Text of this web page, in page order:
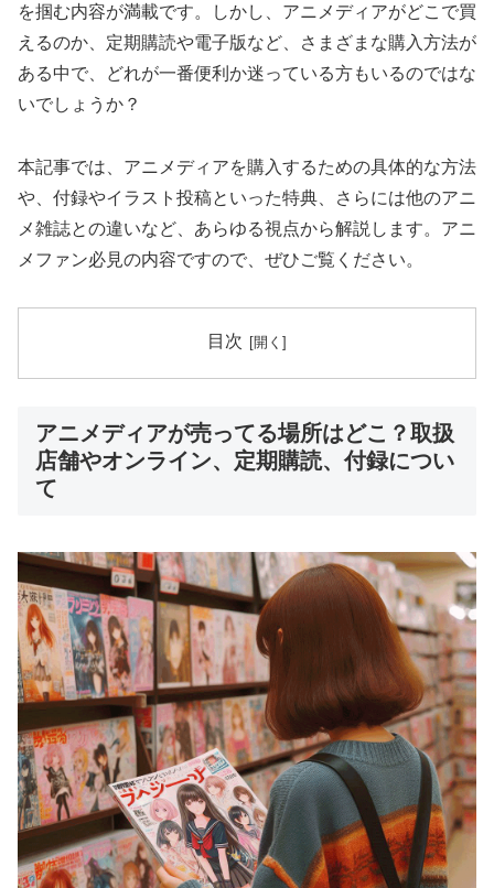
を掴む内容が満載です。しかし、アニメディアがどこで買
えるのか、定期購読や電子版など、さまざまな購入方法が
ある中で、どれが一番便利か迷っている方もいるのではな
いでしょうか？
本記事では、アニメディアを購入するための具体的な方法
や、付録やイラスト投稿といった特典、さらには他のアニ
メ雑誌との違いなど、あらゆる視点から解説します。アニ
メファン必見の内容ですので、ぜひご覧ください。
目次
アニメディアが売ってる場所はどこ？取扱
店舗やオンライン、定期購読、付録につい
て